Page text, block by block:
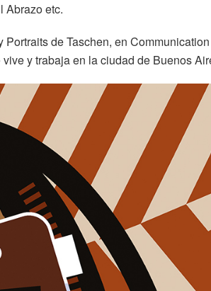
Abrazo etc.
de Taschen, en
y trabaja en la ciudad de Buenos